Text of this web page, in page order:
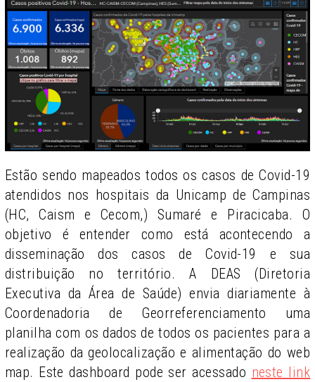
Estão sendo mapeados todos os casos de Covid-19
atendidos nos hospitais da Unicamp de Campinas
(HC, Caism e Cecom,) Sumaré e Piracicaba. O
objetivo é entender como está acontecendo a
disseminação dos casos de Covid-19 e sua
distribuição no território. A DEAS (Diretoria
Executiva da Área de Saúde) envia diariamente à
Coordenadoria de Georreferenciamento uma
planilha com os dados de todos os pacientes para a
realização da geolocalização e alimentação do web
map. Este dashboard pode ser acessado neste link